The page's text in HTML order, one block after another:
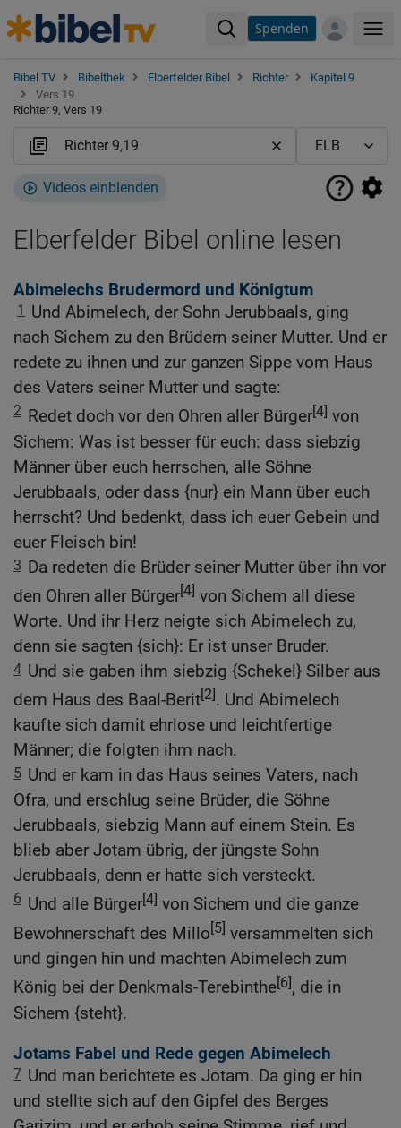
Spenden
Bibel TV Bibelthek Elberfelder Bibel Richter
Kapitel 9
Vers 19
Richter 9, Vers 19
Videos einblenden
Elberfelder Bibel online lesen
Abimelechs Brudermord und Königtum
1
Und Abimelech, der Sohn Jerubbaals, ging
nach Sichem zu den Brüdern seiner Mutter. Und er
redete zu ihnen und zur ganzen Sippe vom Haus
des Vaters seiner Mutter und sagte:
2 Redet doch vor den Ohren aller Bürger[4] von
Sichem: Was ist besser für euch: dass siebzig
Männer über euch herrschen, alle Söhne
Jerubbaals, oder dass {nur} ein Mann über euch
herrscht? Und bedenkt, dass ich euer Gebein und
euer Fleisch bin!
3 Da redeten die Brüder seiner Mutter über ihn vor
den Ohren aller Bürger[4] von Sichem all diese
Worte. Und ihr Herz neigte sich Abimelech zu,
denn sie sagten {sich}: Er ist unser Bruder.
4 Und sie gaben ihm siebzig {Schekel} Silber aus
dem Haus des Baal-Berit[2]. Und Abimelech
kaufte sich damit ehrlose und leichtfertige
Männer; die folgten ihm nach.
5 Und er kam in das Haus seines Vaters, nach
Ofra, und erschlug seine Brüder, die Söhne
Jerubbaals, siebzig Mann auf einem Stein. Es
blieb aber Jotam übrig, der jüngste Sohn
Jerubbaals, denn er hatte sich versteckt.
6 Und alle Bürger[4] von Sichem und die ganze
Bewohnerschaft des Millo[5] versammelten sich
und gingen hin und machten Abimelech zum
König bei der Denkmals-Terebinthe[6], die in
Sichem {steht}.
Jotams Fabel und Rede gegen Abimelech
7 Und man berichtete es Jotam. Da ging er hin
und stellte sich auf den Gipfel des Berges